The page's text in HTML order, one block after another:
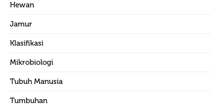
Hewan
Jamur
Klasifikasi
Mikrobiologi
Tubuh Manusia
Tumbuhan